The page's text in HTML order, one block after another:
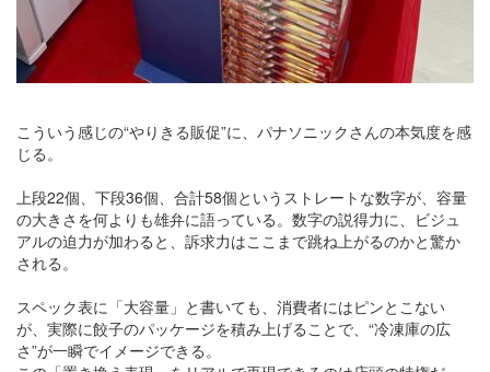
こういう感じの“やりきる販促”に、パナソニックさんの本気度を感
じる。
上段22個、下段36個、合計58個というストレートな数字が、容量
の大きさを何よりも雄弁に語っている。数字の説得力に、ビジュ
アルの迫力が加わると、訴求力はここまで跳ね上がるのかと驚か
される。
スペック表に「大容量」と書いても、消費者にはピンとこない
が、実際に餃子のパッケージを積み上げることで、“冷凍庫の広
さ”が一瞬でイメージできる。